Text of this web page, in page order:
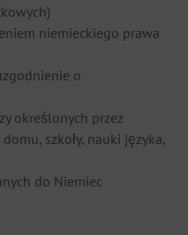
niemieckiego prawa
o
określonych przez
szkoły, nauki języka,
do Niemiec